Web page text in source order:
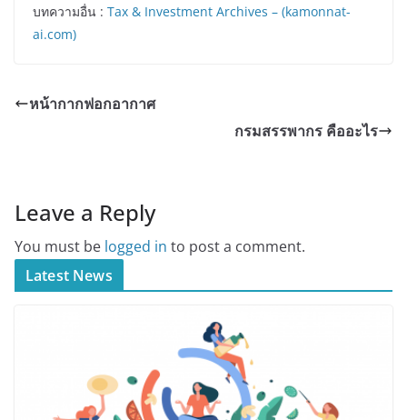
บทความอื่น : Tax & Investment Archives – (kamonnat-
ai.com)
หน้ากากฟอกอากาศ
กรมสรรพากร คืออะไร
Leave a Reply
You must be logged in to post a comment.
Latest News